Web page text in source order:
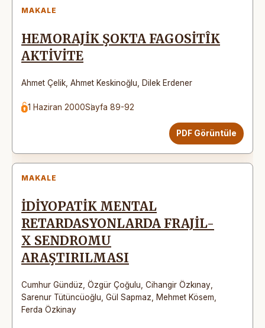
MAKALE
HEMORAJİK ŞOKTA FAGOSİTÎK
AKTİVİTE
Ahmet Çelik Ahmet Keskinoğlu Dilek Erdener
1 Haziran 2000Sayfa 89-92
PDF Görüntüle
MAKALE
İDİYOPATİK MENTAL
RETARDASYONLARDA FRAJİL-
X SENDROMU
ARAŞTIRILMASI
Cumhur Gündüz Özgür Çoğulu Cihangir Özkınay
Sarenur Tütüncüoğlu Gül Sapmaz Mehmet Kösem
Ferda Özkinay